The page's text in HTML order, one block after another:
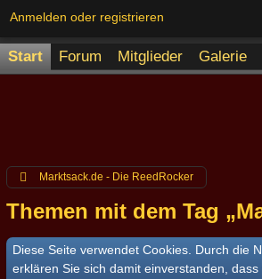
Anmelden oder registrieren
Start Forum Mitglieder Galerie
Marktsack.de - Die ReedRocker
Themen mit dem Tag
Diese Seite verwendet Cookies. Durch die
erklären Sie sich damit einverstanden, dass